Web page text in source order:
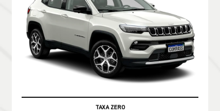
100% DA TABELA FIPE NO SEU USADO